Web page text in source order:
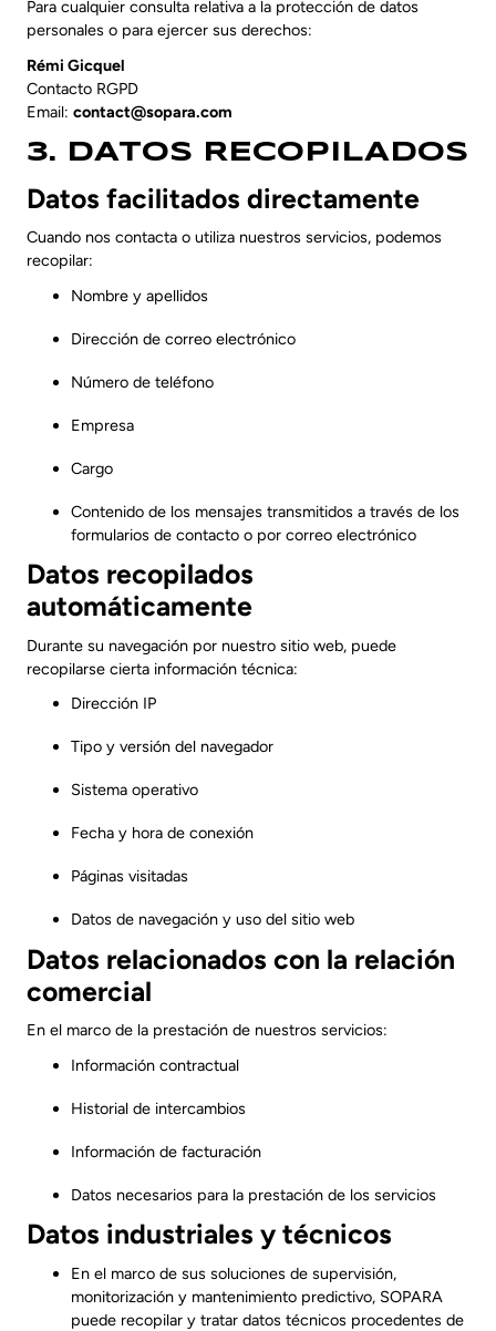
Para cualquier consulta relativa a la protección de datos
personales o para ejercer sus derechos:
Rémi Gicquel
Contacto RGPD
Email:contact@sopara.com
3. DATOS RECOPILADOS
Datos facilitados directamente
Cuando nos contacta o utiliza nuestros servicios, podemos
recopilar:
Nombre y apellidos
Dirección de correo electrónico
Número de teléfono
Empresa
Cargo
Contenido de los mensajes transmitidos a través de los
formularios de contacto o por correo electrónico
Datos recopilados
automáticamente
Durante su navegación por nuestro sitio web, puede
recopilarse cierta información técnica:
Dirección IP
Tipo y versión del navegador
Sistema operativo
Fecha y hora de conexión
Páginas visitadas
Datos de navegación y uso del sitio web
Datos relacionados con la relación
comercial
En el marco de la prestación de nuestros servicios:
Información contractual
Historial de intercambios
Información de facturación
Datos necesarios para la prestación de los servicios
Datos industriales y técnicos
En el marco de sus soluciones de supervisión,
monitorización y mantenimiento predictivo, SOPARA
puede recopilar y tratar datos técnicos procedentes de